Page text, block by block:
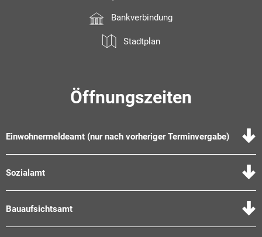
Bankverbindung
Stadtplan
Öffnungszeiten
Einwohnermeldeamt (nur nach vorheriger Terminvergabe)
Sozialamt
Bauaufsichtsamt